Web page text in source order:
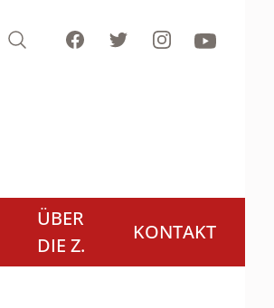
Search FacebookTwitterInstagramYoutube
ÜBER
DIE Z.
KONTAKT